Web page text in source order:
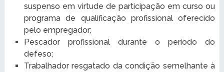
suspenso em virtude de participação em curso ou
programa de qualificação profissional oferecido
pelo empregador;
Pescador profissional durante o período do
defeso;
Trabalhador resgatado da condição semelhante à